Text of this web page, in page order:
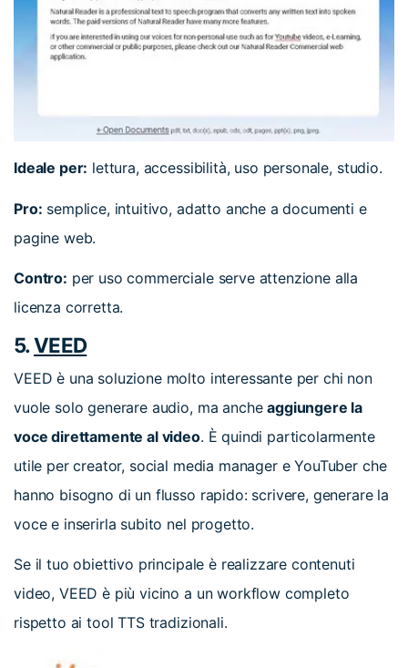
Ideale per: lettura, accessibilità, uso personale, studio.
Pro: semplice, intuitivo, adatto anche a documenti e
pagine web.
Contro: per uso commerciale serve attenzione alla
licenza corretta.
5.VEED
VEED è una soluzione molto interessante per chi non
vuole solo generare audio, ma ancheaggiungere la
voce direttamente al video. È quindi particolarmente
utile per creator, social media manager e YouTuber che
hanno bisogno di un flusso rapido: scrivere, generare la
voce e inserirla subito nel progetto.
Se il tuo obiettivo principale è realizzare contenuti
video, VEED è più vicino a un workflow completo
rispetto ai tool TTS tradizionali.